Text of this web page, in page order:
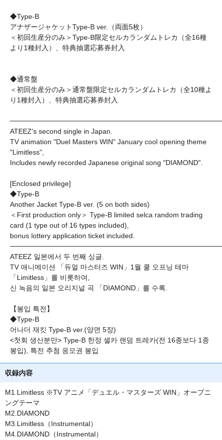
◆Type-B
アナザージャケットType-B ver.（両面5枚）
＜初回生産分のみ＞Type-B限定セルカランダムトレカ（全16種
より1種封入）、特典抽選応募券封入
◆通常盤
＜初回生産分のみ＞通常盤限定セルカランダムトレカ（全10種よ
り1種封入）、特典抽選応募券封入
ATEEZ's second single in Japan.
TV animation "Duel Masters WIN" January cool opening theme
"Limitless",
Includes newly recorded Japanese original song "DIAMOND".
[Enclosed privilege]
◆Type-B
Another Jacket Type-B ver. (5 on both sides)
＜First production only＞ Type-B limited selca random trading
card (1 type out of 16 types included),
bonus lottery application ticket included.
ATEEZ 일본에서 두 번째 싱글.
TV 애니메이션 「듀얼 마스터즈 WIN」1월 쿨 오프닝 테마
「Limitless」를 비롯하여,
신 녹음의 일본 오리지널 곡 「DIAMOND」를 수록.
【봉입 특전】
◆Type-B
어나더 재킷 Type-B ver.(양면 5장)
<첫회 생산분만> Type-B 한정 셀카 랜덤 트레카(전 16종보다 1종
봉입), 특전 추첨 응모권 봉입
収録内容
M1.Limitless ※TV アニメ「デュエル・マスターズ WIN」オープニ
ングテーマ
M2.DIAMOND
M3.Limitless（Instrumental）
M4.DIAMOND（Instrumental）